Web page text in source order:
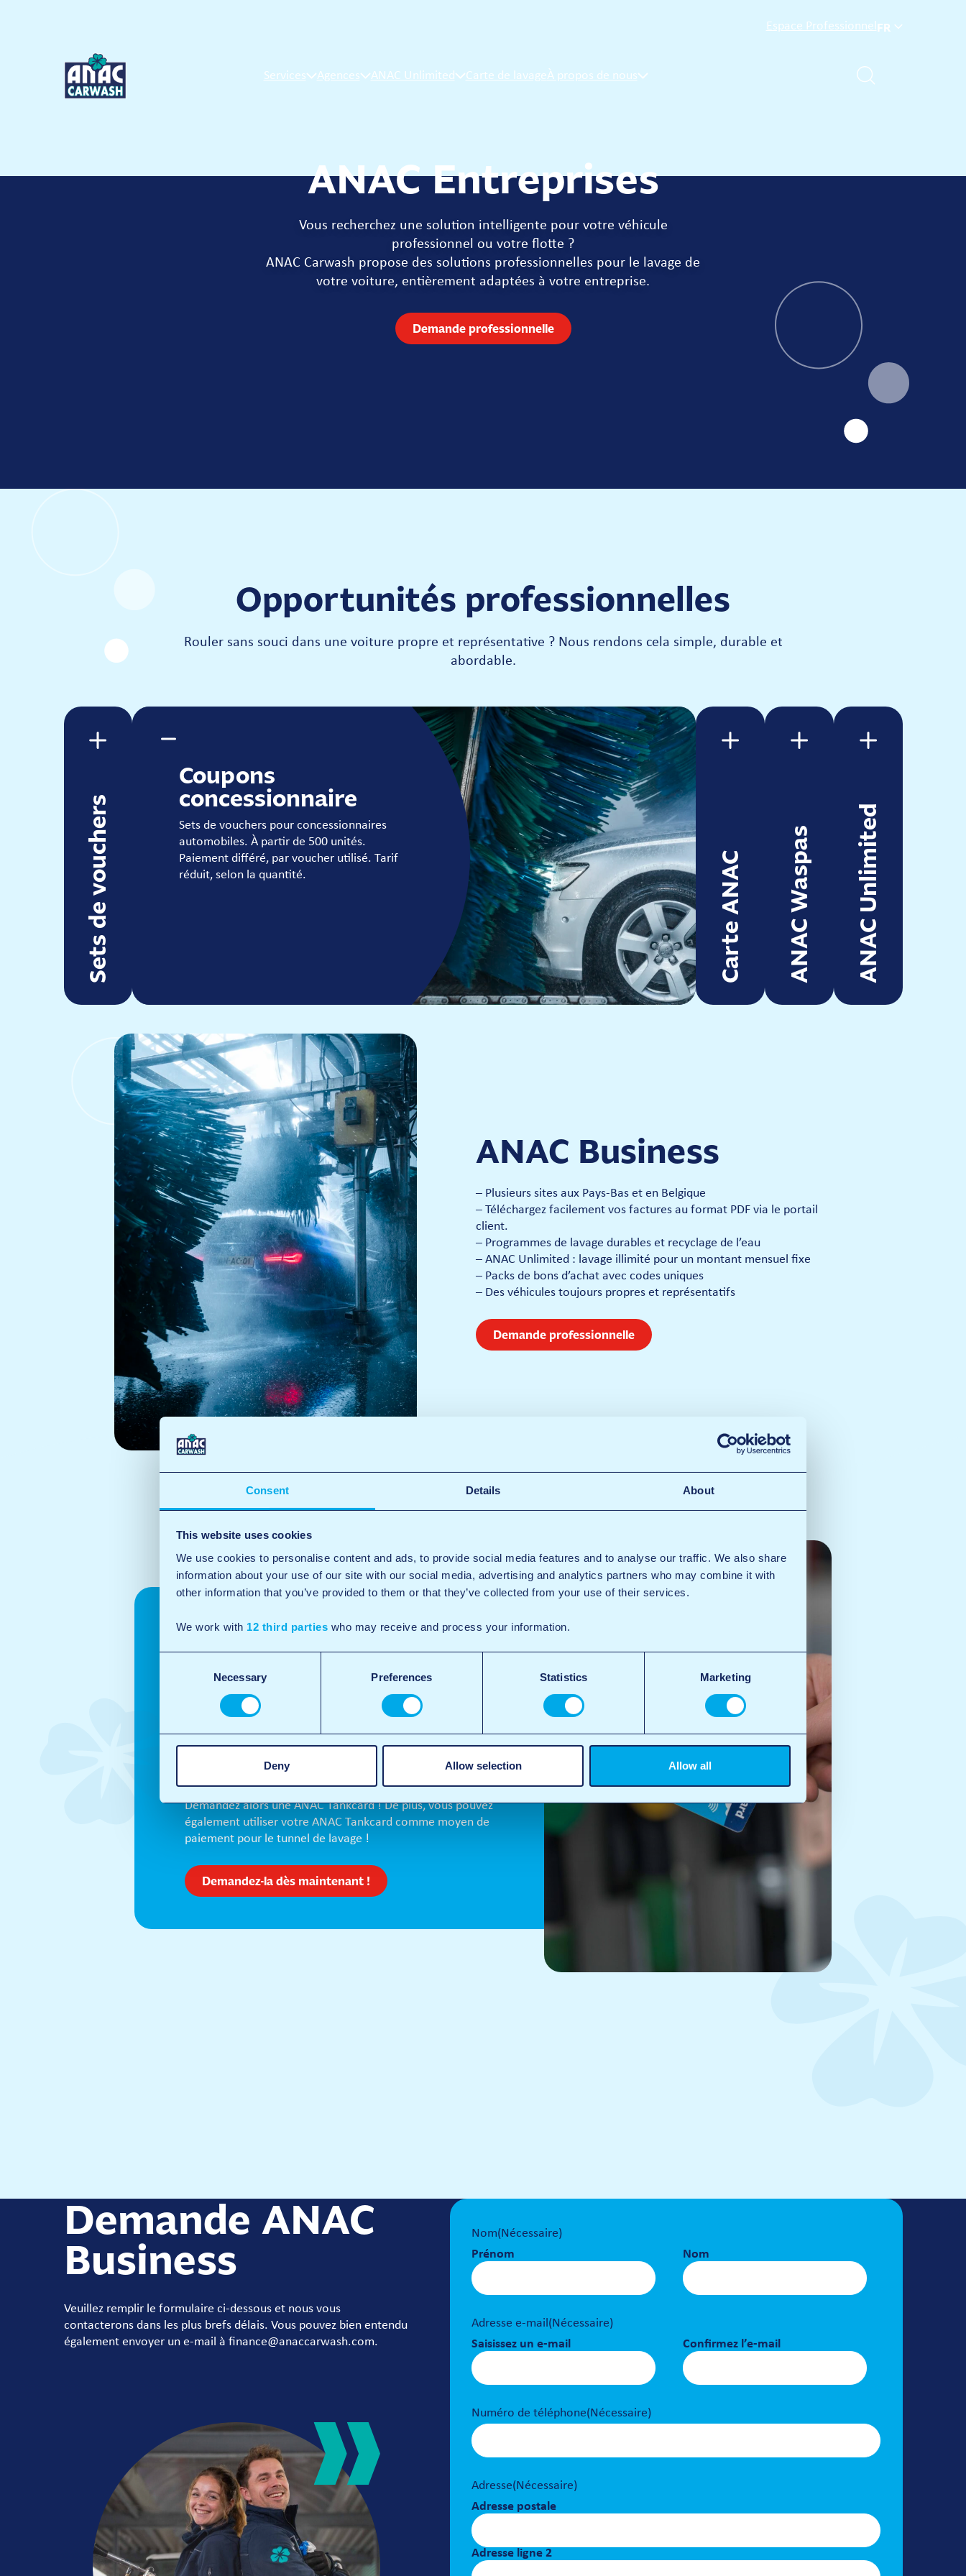
Consent Details About
This website uses cookies
We use cookies to personalise content and ads, to provide social media features and to analyse our traffic. We also share
information about your use of our site with our social media, advertising and analytics partners who may combine it with
other information that you’ve provided to them or that they’ve collected from your use of their services.
We work with 12 third parties who may receive and process your information.
Necessary Preferences Statistics Marketing
Deny Allow selection Allow all
Espace ProfessionnelFR
Services Agences ANAC Unlimited Carte de lavageÀ propos de nous
ANAC Entreprises
Vous recherchez une solution intelligente pour votre véhicule
professionnel ou votre flotte ?
ANAC Carwash propose des solutions professionnelles pour le lavage de
votre voiture, entièrement adaptées à votre entreprise.
Demande professionnelle
Opportunités professionnelles
Rouler sans souci dans une voiture propre et représentative ? Nous rendons cela simple, durable et
abordable.
Sets de vouchers
Coupons
concessionnaire
Sets de vouchers pour concessionnaires
automobiles. À partir de 500 unités.
Paiement différé, par voucher utilisé. Tarif
réduit, selon la quantité.
Carte ANAC ANAC Waspas ANAC Unlimited
ANAC Business
– Plusieurs sites aux Pays-Bas et en Belgique
– Téléchargez facilement vos factures au format PDF via le portail
client.
– Programmes de lavage durables et recyclage de l’eau
– ANAC Unlimited : lavage illimité pour un montant mensuel fixe
– Packs de bons d’achat avec codes uniques
– Des véhicules toujours propres et représentatifs
Demande professionnelle
Faire le plein avec la
carte ANAC
Tankcard ?
Demandez alors une ANAC Tankcard ! De plus, vous pouvez
également utiliser votre ANAC Tankcard comme moyen de
paiement pour le tunnel de lavage !
Demandez-la dès maintenant !
Demande ANAC
Business
Veuillez remplir le formulaire ci-dessous et nous vous
contacterons dans les plus brefs délais. Vous pouvez bien entendu
également envoyer un e-mail à finance@anaccarwash.com.
Nom(Nécessaire)
Prénom
Nom
Adresse e-mail(Nécessaire)
Saisissez un e-mail
Confirmez l’e-mail
Numéro de téléphone(Nécessaire)
Adresse(Nécessaire)
Adresse postale
Adresse ligne 2